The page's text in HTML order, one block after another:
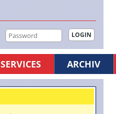
SERVICES ARCHIV